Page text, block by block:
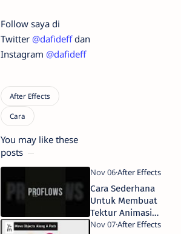
Follow saya di
Twitter @dafideffdan
Instagram @dafideff
You may like these
posts
Cara Sederhana
Untuk Membuat
Tektur Animasi
Di After Effects